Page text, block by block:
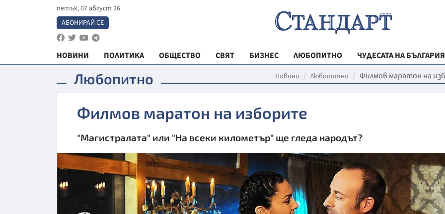
петък, 07 август 26
АБОНИРАЙ СЕ
НОВИНИ ПОЛИТИКА ОБЩЕСТВО СВЯТ БИЗНЕС ЛЮБОПИТНО
ЧУДЕСАТА НА БЪЛГАРИЯ
РЕГИОНАЛНИ
ВЕСТНИК
МОЯТ ГРАД
ТЕХНОЛОГИИ
ДА!НА
Любопитно Новини Любопитно Филмов маратон на
Филмов маратон на изборите
"Магистралата" или "На всеки километър" ще гледа народът?